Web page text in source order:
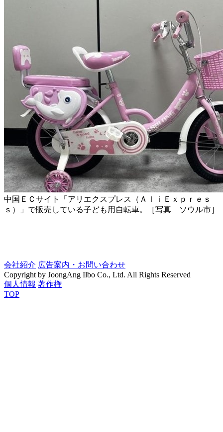
中国ＥＣサイト「アリエクスプレス（ＡｌｉＥｘｐｒｅｓ
ｓ）」で販売している子ども用自転車。［写真 ソウル市］
会社紹介 広告案内・お問い合わせ
Copyright by JoongAng Ilbo Co., Ltd. All Rights Reserved
個人情報 著作権
TOP